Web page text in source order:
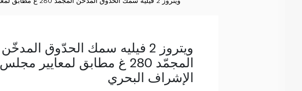
ويتروز 2 فيليه سمك الحدّوق المدخّن
المجمّد 280 غ مطابق لمعايير مجلس
الإشراف البحري